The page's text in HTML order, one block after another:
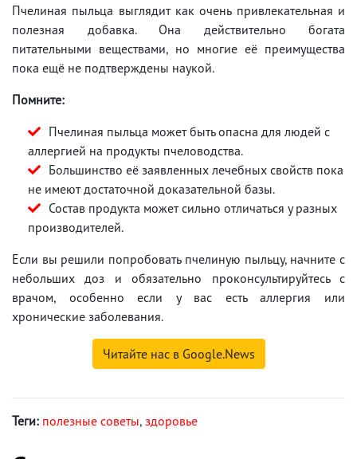
Пчелиная пыльца выглядит как очень привлекательная и
полезная добавка. Она действительно богата
питательными веществами, но многие её преимущества
пока ещё не подтверждены наукой.
Помните:
Пчелиная пыльца может быть опасна для людей с
аллергией на продукты пчеловодства.
Большинство её заявленных лечебных свойств пока
не имеют достаточной доказательной базы.
Состав продукта может сильно отличаться у разных
производителей.
Если вы решили попробовать пчелиную пыльцу, начните с
небольших доз и обязательно проконсультируйтесь с
врачом, особенно если у вас есть аллергия или
хронические заболевания.
Читайте нас в Google.News
Теги: полезные советы, здоровье